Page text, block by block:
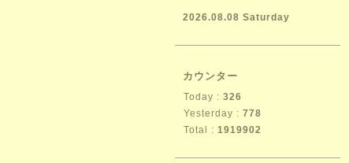
2026.08.08 Saturday
カウンター
Today : 326
Yesterday : 778
Total : 1919902